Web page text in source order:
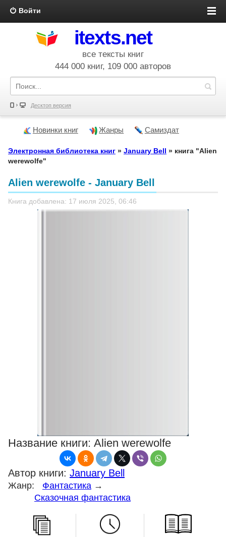
Войти
itexts.net
все тексты книг
444 000 книг, 109 000 авторов
Десктоп версия
Новинки книг Жанры Самиздат
Электронная библиотека книг » January Bell » книга "Alien
werewolfe"
Alien werewolfe - January Bell
Книга добавлена: 17 июля 2025, 06:46
Название книги: Alien werewolfe
Автор книги: January Bell
Жанр: Фантастика →
Сказочная фантастика